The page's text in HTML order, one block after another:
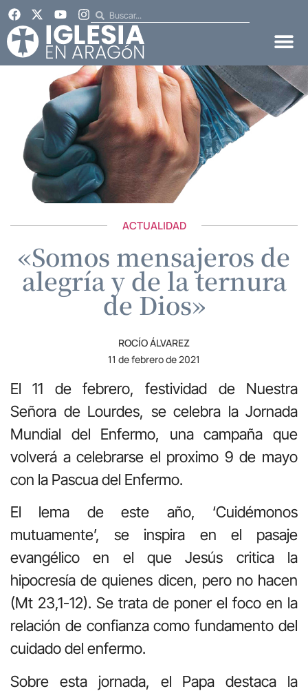
ACTUALIDAD
«Somos mensajeros de
alegría y de la ternura
de Dios»
ROCÍO ÁLVAREZ
11 de febrero de 2021
El 11 de febrero, festividad de Nuestra
Señora de Lourdes, se celebra la Jornada
Mundial del Enfermo, una campaña que
volverá a celebrarse el proximo 9 de mayo
con la Pascua del Enfermo.
El lema de este año, ‘Cuidémonos
mutuamente’, se inspira en el pasaje
evangélico en el que Jesús critica la
hipocresía de quienes dicen, pero no hacen
(Mt 23,1-12). Se trata de poner el foco en la
relación de confianza como fundamento del
cuidado del enfermo.
Sobre esta jornada, el Papa destaca la